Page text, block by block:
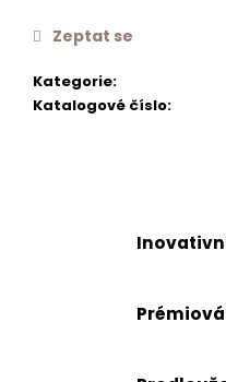
Kategorie:
Katalogové číslo:
Zeptat se
e
OTOČNÝ
KNOFLÍK